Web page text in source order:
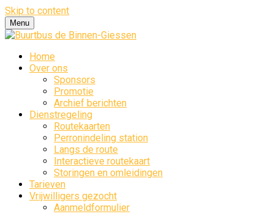
Skip to content
Menu
Home
Over ons
Sponsors
Promotie
Archief berichten
Dienstregeling
Routekaarten
Perronindeling station
Langs de route
Interactieve routekaart
Storingen en omleidingen
Tarieven
Vrijwilligers gezocht
Aanmeldformulier